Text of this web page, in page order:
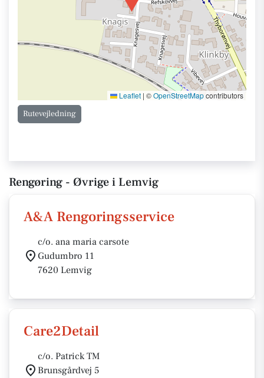
Leaflet | ©OpenStreetMapcontributors
Rutevejledning
Rengøring - Øvrige i Lemvig
A&A Rengoringsservice
c/o. ana maria carsote
Gudumbro 11
7620 Lemvig
Care2Detail
c/o. Patrick TM
Brunsgårdvej 5